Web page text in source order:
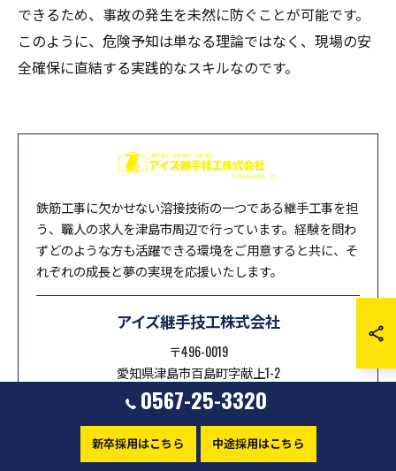
できるため、事故の発生を未然に防ぐことが可能です。
このように、危険予知は単なる理論ではなく、現場の安
全確保に直結する実践的なスキルなのです。
鉄筋工事に欠かせない溶接技術の一つである継手工事を担
う、職人の求人を津島市周辺で行っています。経験を問わ
ずどのような方も活躍できる環境をご用意すると共に、そ
れぞれの成長と夢の実現を応援いたします。
アイズ継手技工株式会社
〒496-0019
愛知県津島市百島町字献上1-2
0567-25-3320
お問い合わせはこちら
0567-25-3320
新卒採用はこちら 中途採用はこちら